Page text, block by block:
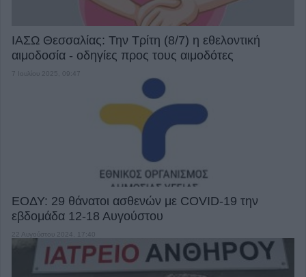
ΙΑΣΩ Θεσσαλίας: Την Τρίτη (8/7) η εθελοντική
αιμοδοσία - οδηγίες προς τους αιμοδότες
7 Ιουλίου 2025, 09:47
ΕΟΔΥ: 29 θάνατοι ασθενών με COVID-19 την
εβδομάδα 12-18 Αυγούστου
22 Αυγούστου 2024, 17:40